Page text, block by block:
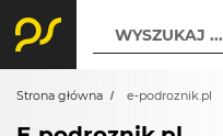
WYSZUKAJ ...
Strona główna e-podroznik.pl